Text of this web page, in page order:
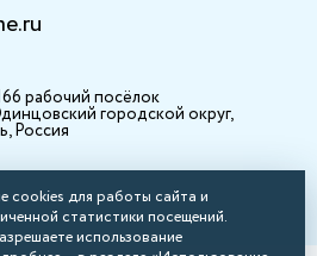
рабочий посёлок
городской округ,
Россия
cookies для работы сайта и
статистики посещений.
использование